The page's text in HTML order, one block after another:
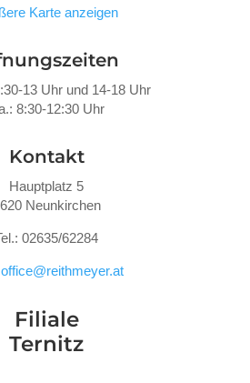
Karte anzeigen
13 Uhr und 14-18 Uhr
8:30-12:30 Uhr
Kontakt
Hauptplatz 5
Neunkirchen
02635/62284
office@reithmeyer.at
Filiale
Ternitz